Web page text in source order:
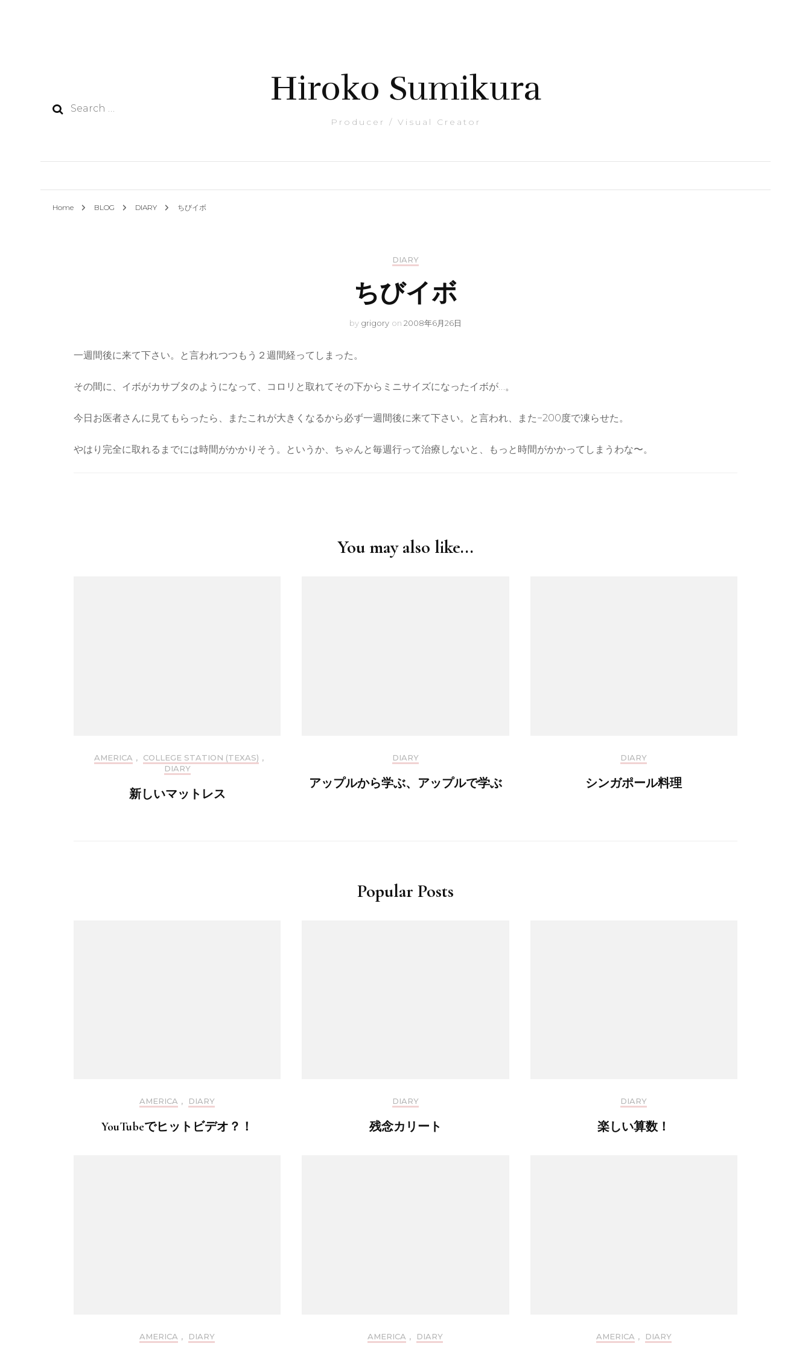
Search
Hiroko Sumikura
Producer / Visual Creator
Home BLOG DIARY ちびイボ
DIARY
ちびイボ
by grigory on 2008年6月26日
一週間後に来て下さい。と言われつつもう２週間経ってしまった。
その間に、イボがカサブタのようになって、コロリと取れてその下からミニサイズになったイボが…。
今日お医者さんに見てもらったら、またこれが大きくなるから必ず一週間後に来て下さい。と言われ、また−200度で凍らせた。
やはり完全に取れるまでには時間がかかりそう。というか、ちゃんと毎週行って治療しないと、もっと時間がかかってしまうわな〜。
You may also like...
AMERICA , COLLEGE STATION (TEXAS) ,
DIARY
新しいマットレス
DIARY
アップルから学ぶ、アップルで学ぶ
DIARY
シンガポール料理
Popular Posts
AMERICA , DIARY
YouTubeでヒットビデオ？！
DIARY
残念カリート
DIARY
楽しい算数！
AMERICA , DIARY AMERICA , DIARY AMERICA , DIARY